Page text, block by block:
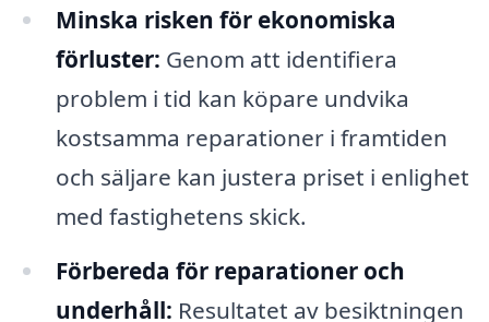
Minska risken för ekonomiska
förluster: Genom att identifiera
problem i tid kan köpare undvika
kostsamma reparationer i framtiden
och säljare kan justera priset i enlighet
med fastighetens skick.
Förbereda för reparationer och
underhåll: Resultatet av besiktningen